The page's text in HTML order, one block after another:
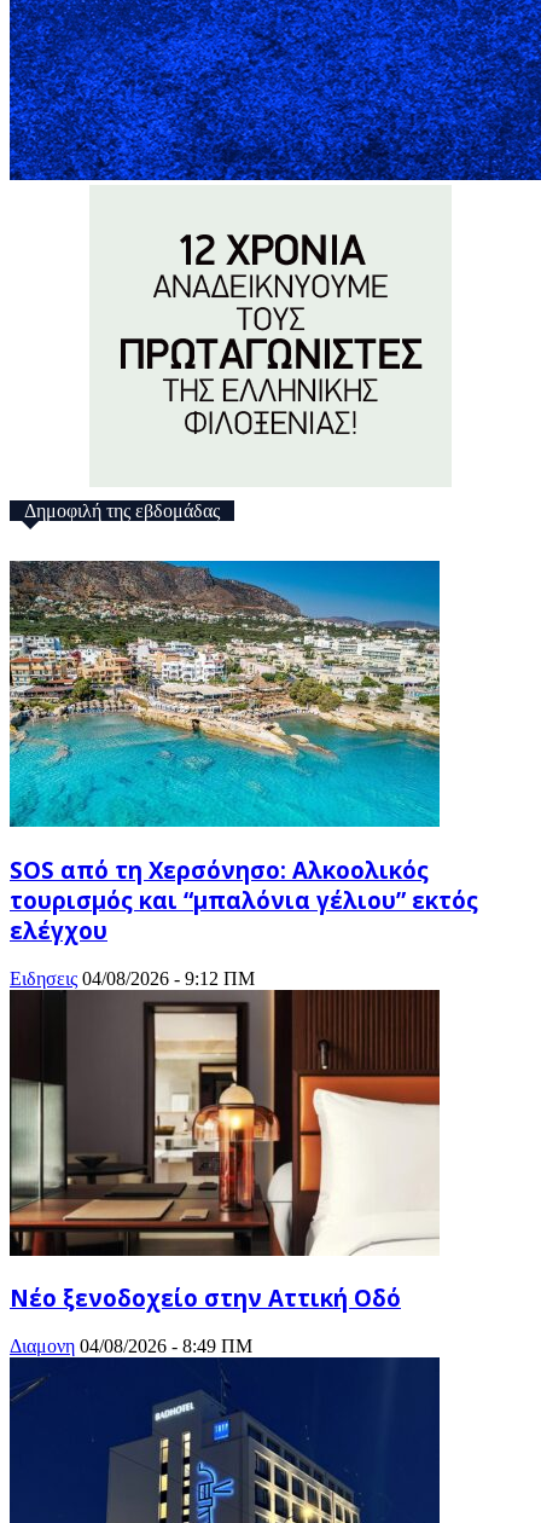
Δημοφιλή της εβδομάδας
SOS από τη Χερσόνησο: Αλκοολικός
τουρισμός και “μπαλόνια γέλιου” εκτός
ελέγχου
Ειδησεις 04/08/2026 - 9:12 ΠΜ
Νέο ξενοδοχείο στην Αττική Οδό
Διαμονη 04/08/2026 - 8:49 ΠΜ